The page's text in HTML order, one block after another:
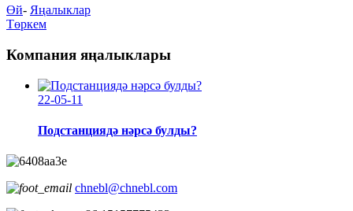
Өй- Яңалыклар
Төркем
Компания яңалыклары
22-05-11
Подстанциядә нәрсә булды?
chnebl@chnebl.com